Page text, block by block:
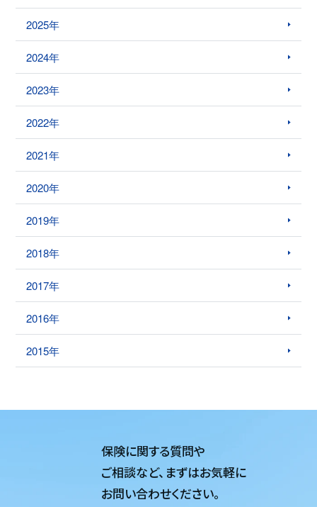
2025年
2024年
2023年
2022年
2021年
2020年
2019年
2018年
2017年
2016年
2015年
保険に関する質問や
ご相談など、 まずはお気軽に
お問い合わせください。